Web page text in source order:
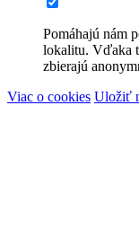
Pomáhajú nám
lokalitu. Vďaka
zbierajú
Viac o cookies Uložiť